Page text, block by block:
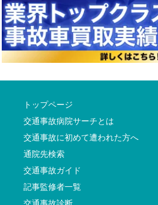
トップページ
交通事故病院サーチとは
交通事故に初めて遭われた方へ
通院先検索
交通事故ガイド
記事監修者一覧
交通事故診断